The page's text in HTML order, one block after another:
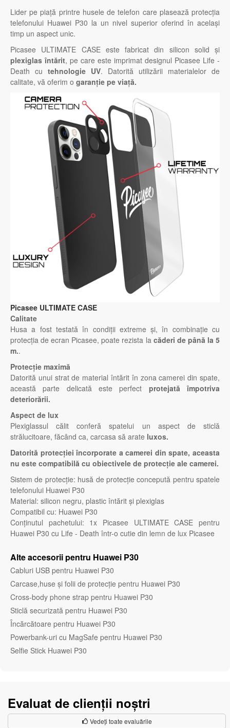
Lider pe piață printre husele de telefon care plasează protecția
telefonului Huawei P30 la un nivel superior oferind în același
timp un aspect unic.
Picasee ULTIMATE CASE este fabricat din silicon solid și
plexiglas întărit, pe care este imprimat designul Picasee Life -
Death cu tehnologie UV. Datorită utilizării materialelor de
calitate, vă oferim o garanție pe viață.
Picasee ULTIMATE CASE
Calitate
Husa a fost testată în condiții extreme și, în combinație cu
protecția de ecran Picasee, poate rezista la căderi de până la 5
m..
Protecție maximă
Datorită unui strat de material întărit în zona camerei din spate,
această parte delicată este perfect protejată împotriva
deteriorării.
Aspect de lux
Plexiglassul călit conferă spatelui un aspect de sticlă
strălucitoare, făcând ca, carcasa să arate luxos.
Datorită protecției încorporate a camerei din spate, aceasta
nu este compatibilă cu obiectivele de protecție ale camerei.
Sistem de protecție: husă de protecție concepută pentru spatele
telefonului Huawei P30
Material: silicon negru, plastic întărit și plexiglas
Compatibil cu: Huawei P30
Conținutul pachetului: 1x Picasee ULTIMATE CASE pentru
Huawei P30 cu Life - Death într-o cutie din lemn de lux Picasee
Alte accesorii pentru Huawei P30
Cabluri USB pentru Huawei P30
Carcase,huse și folii de protecție pentru Huawei P30
Cross-body phone strap pentru Huawei P30
Sticlă securizată pentru Huawei P30
Încărcătoare pentru Huawei P30
Powerbank-uri cu MagSafe pentru Huawei P30
Selfie Stick Huawei P30
Evaluat de clienții noștri
Vedeți toate evaluările